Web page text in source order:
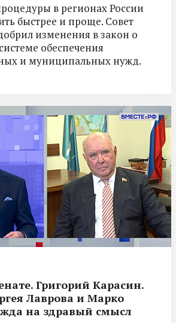
в регионах России
быстрее и проще. Совет
изменения в закон о
обеспечения
и муниципальных нужд.
Григорий Карасин.
Лаврова и Марко
на здравый смысл